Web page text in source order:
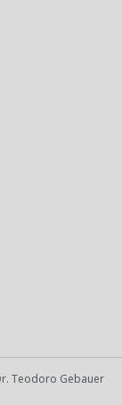
Teodoro Gebauer